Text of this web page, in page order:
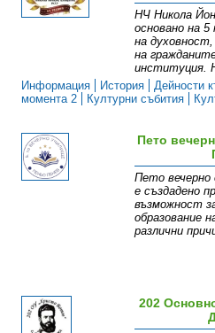
НЧ Никола
основано на
на
на
институция.
Информация
История Дейности
момента 2
Културни събития
Пето
Пето вечерно
е създадено
възможност
образование
различни
202